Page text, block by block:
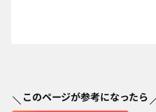
このページが参考になったら